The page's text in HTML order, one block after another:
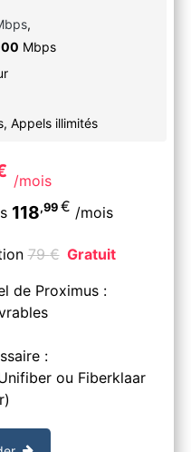
,
Mbps
, Appels illimités
/mois
118,99 € /mois
79€ Gratuit
de Proximus :
:
ou Fiberklaar